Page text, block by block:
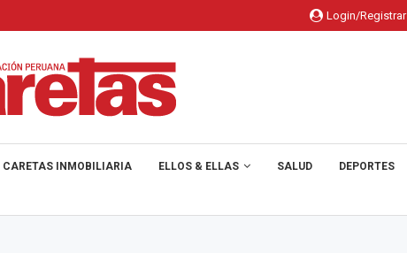
Login/Registrar
CARETAS INMOBILIARIA ELLOS & ELLAS SALUD DEPORTES